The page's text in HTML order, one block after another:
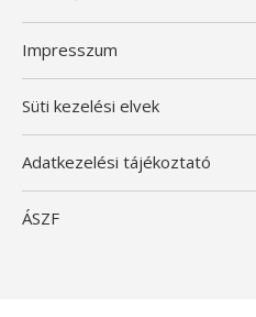
Impresszum
Süti kezelési elvek
Adatkezelési tájékoztató
ÁSZF